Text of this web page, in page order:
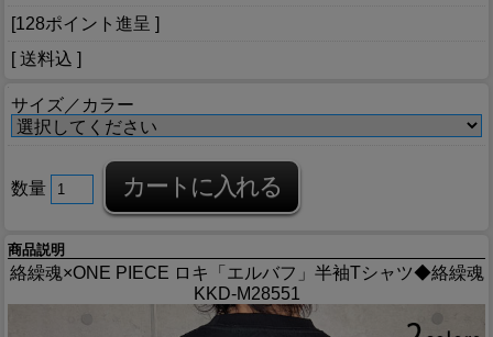
[128ポイント進呈 ]
[ 送料込 ]
サイズ／カラー
数量
商品説明
絡繰魂×ONE PIECE ロキ「エルバフ」半袖Tシャツ◆絡繰魂
KKD-M28551